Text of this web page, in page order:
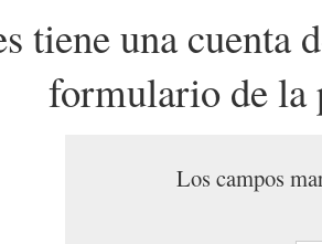
tiene una cuenta
formulario de la
Los campos